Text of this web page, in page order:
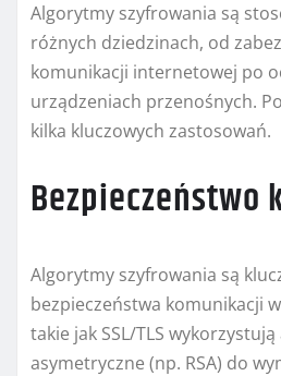
Algorytmy szyfrowania są
różnych dziedzinach, od
komunikacji internetowej po
urządzeniach przenośnych.
kilka kluczowych zastosowań.
Bezpieczeństwo
Algorytmy szyfrowania są
bezpieczeństwa komunikacji
takie jak SSL/TLS
asymetryczne (np. RSA) do